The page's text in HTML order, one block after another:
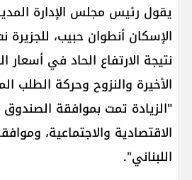
يقول رئيس مجلس الإدارة
الإسكان أنطوان حبيب، للجزيرة
نتيجة الارتفاع الحاد في
الأخيرة والنزوح وحركة الطلب
"الزيادة تمت بموافقة الصندوق
الاقتصادية والاجتماعية،
اللبناني".